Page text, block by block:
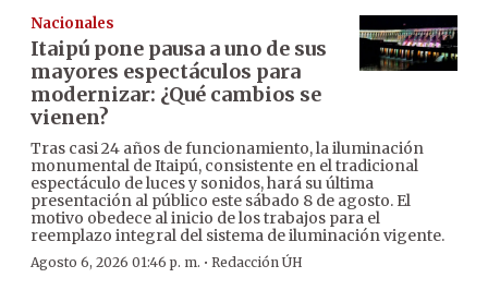
Nacionales
Itaipú pone pausa a uno de sus
mayores espectáculos para
modernizar: ¿Qué cambios se
vienen?
Tras casi 24 años de funcionamiento, la iluminación
monumental de Itaipú, consistente en el tradicional
espectáculo de luces y sonidos, hará su última
presentación al público este sábado 8 de agosto. El
motivo obedece al inicio de los trabajos para el
reemplazo integral del sistema de iluminación vigente.
Agosto 6, 2026 01:46 p. m. · Redacción ÚH